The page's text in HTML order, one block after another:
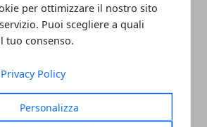
per ottimizzare il nostro sito
Puoi scegliere a quali
tuo consenso.
Privacy Policy
Personalizza